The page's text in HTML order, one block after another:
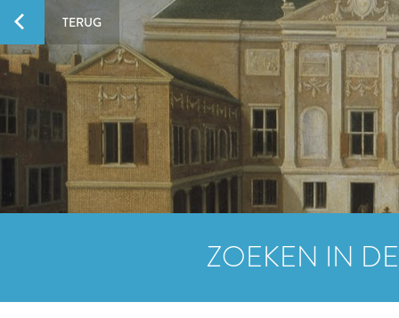
TERUG
ZOEKEN IN